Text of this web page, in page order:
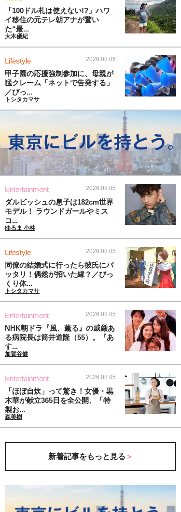
「100ドル札は使えない!?」ハワ
イ移住の元テレ朝アナが驚い
た“最...
大木優紀
Lifestyle 2026.08.06
甲子園の応援強制参加に、母親が
猛クレーム「ネットで告発する」
／びっ...
トシタカマサ
Entertainment 2026.08.05
ダルビッシュの息子は182cm世界
モデル！ ラウンドガールやミス
コ...
ゆるま 小林
Lifestyle 2026.08.05
同僚の結婚式に行ったら彼氏にバ
ッタリ！偶然が招いた縁？／びっ
くり体...
トシタカマサ
Entertainment 2026.08.05
NHK朝ドラ『風、薫る』の威厳あ
る病院長は筒井道隆（55）。『あ
す...
加賀谷健
Entertainment 2026.08.05
「ほぼ自炊」って驚き！女優・黒
木華が献立365日を全公開、「特
製お...
森美樹
新着記事をもっと見る